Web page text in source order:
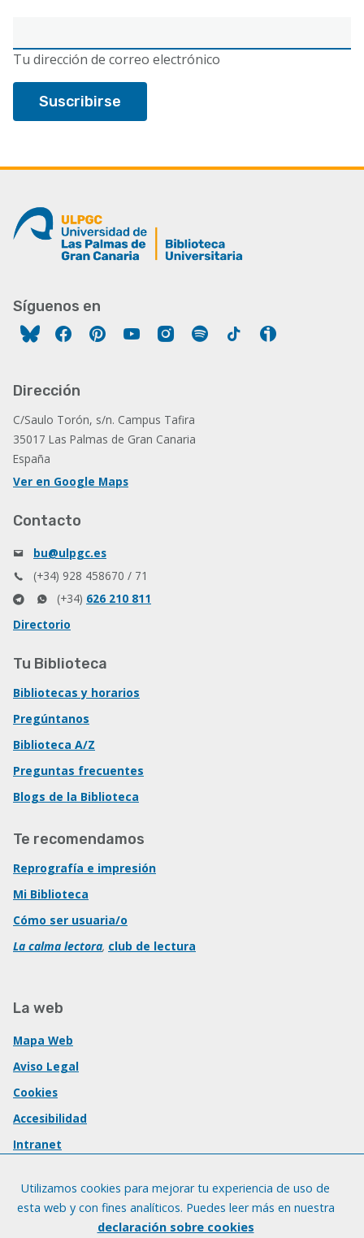
electrónico
Tu dirección de correo electrónico
Síguenos en
FacebookPinterestYouTubeInstagram
Spotify Tiktok
Dirección
C/Saulo Torón, s/n. Campus Tafira
35017 Las Palmas de Gran Canaria
España
Ver en Google Maps
Contacto
bu@ulpgc.es
(+34) 928 458670 / 71
(+34) 626 210 811
Directorio
Tu Biblioteca
Bibliotecas y horarios
Pregúntanos
Biblioteca A/Z
Preguntas frecuentes
Blogs de la Biblioteca
Te recomendamos
Reprografía e impresión
Mi Biblioteca
Cómo ser usuaria/o
La calma lectora, club de lectura
La web
Mapa Web
Aviso Legal
Cookies
Accesibilidad
Intranet
Utilizamos cookies para mejorar tu experiencia de uso de
esta web y con fines analíticos. Puedes leer más en nuestra
declaración sobre cookies